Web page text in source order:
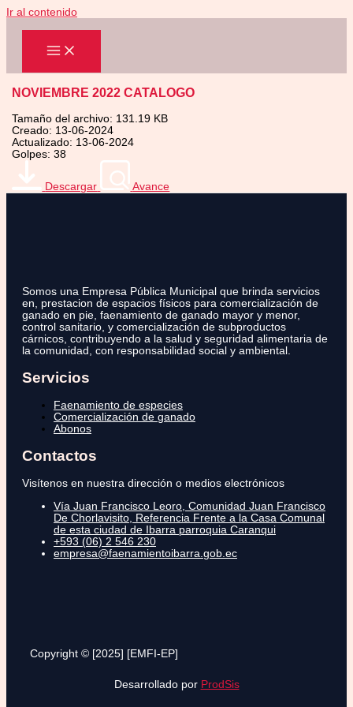
Ir al contenido
NOVIEMBRE 2022 CATALOGO
Tamaño del archivo: 131.19 KB
Creado: 13-06-2024
Actualizado: 13-06-2024
Golpes: 38
Descargar Avance
Somos una Empresa Pública Municipal que brinda servicios
en, prestacion de espacios físicos para comercialización de
ganado en pie, faenamiento de ganado mayor y menor,
control sanitario, y comercialización de subproductos
cárnicos, contribuyendo a la salud y seguridad alimentaria de
la comunidad, con responsabilidad social y ambiental.
Servicios
Faenamiento de especies
Comercialización de ganado
Abonos
Contactos
Visítenos en nuestra dirección o medios electrónicos
Vía Juan Francisco Leoro, Comunidad Juan Francisco
De Chorlavisito, Referencia Frente a la Casa Comunal
de esta ciudad de Ibarra parroquia Caranqui
+593 (06) 2 546 230
empresa@faenamientoibarra.gob.ec
Copyright © [2025] [EMFI-EP]
Desarrollado por ProdSis